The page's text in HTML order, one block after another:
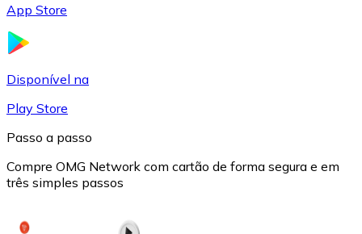
App Store
Disponível na
Play Store
Passo a passo
Compre OMG Network com cartão de forma segura e em
três simples passos